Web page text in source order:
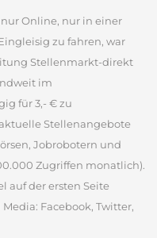
Online, nur in einer
zu fahren, war
Stellenmarkt-direkt
im
für 3,- € zu
Stellenangebote
Jobrobotern und
Zugriffen monatlich).
auf der ersten Seite
Facebook, Twitter,